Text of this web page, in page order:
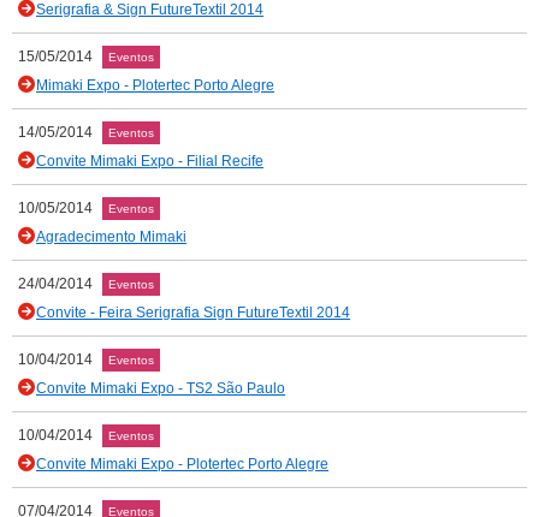
Serigrafia & Sign FutureTextil 2014
15/05/2014 Eventos
Mimaki Expo - Plotertec Porto Alegre
14/05/2014 Eventos
Convite Mimaki Expo - Filial Recife
10/05/2014 Eventos
Agradecimento Mimaki
24/04/2014 Eventos
Convite - Feira Serigrafia Sign FutureTextil 2014
10/04/2014 Eventos
Convite Mimaki Expo - TS2 São Paulo
10/04/2014 Eventos
Convite Mimaki Expo - Plotertec Porto Alegre
07/04/2014 Eventos